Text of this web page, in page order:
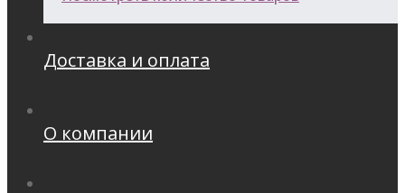
Доставка и оплата
О компании